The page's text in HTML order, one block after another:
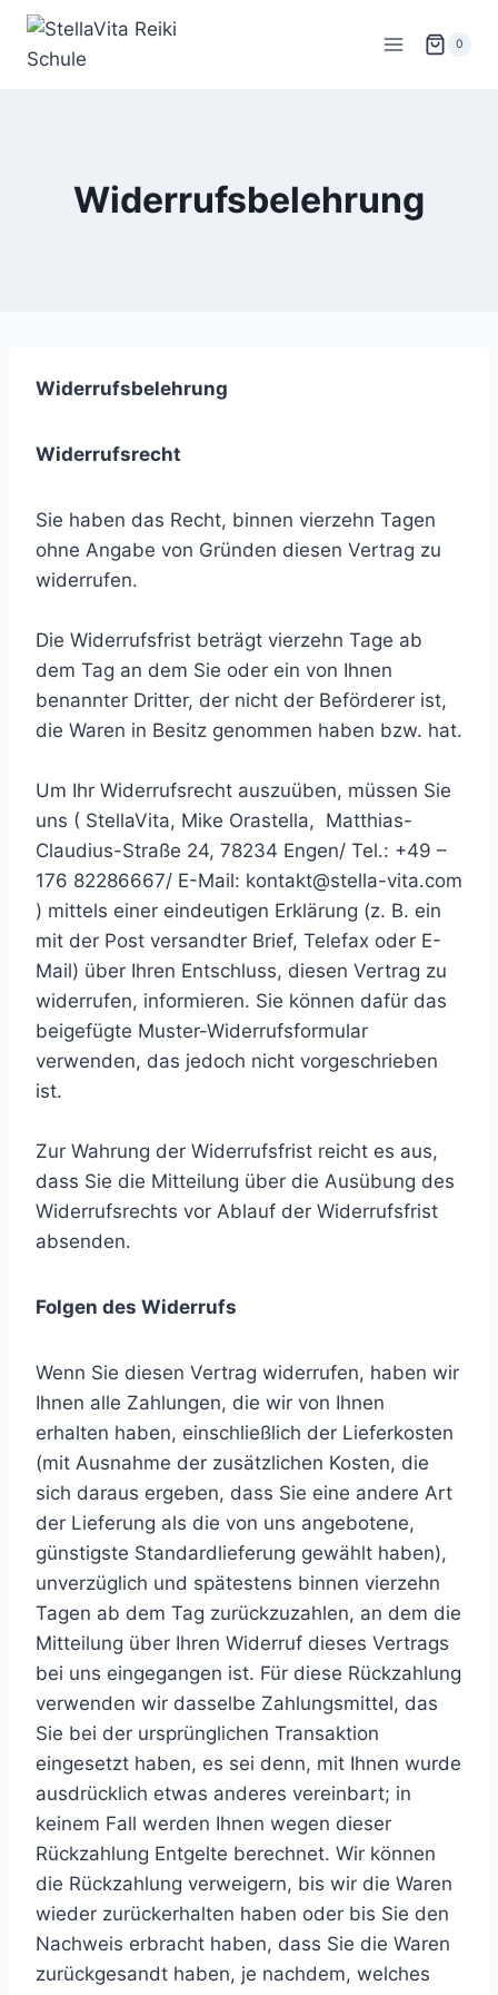
Zum
springen
0
Widerrufsbelehrung
Widerrufsbelehrung
Widerrufsrecht
Sie haben das Recht, binnen vierzehn Tagen
ohne Angabe von Gründen diesen Vertrag zu
widerrufen.
Die Widerrufsfrist beträgt vierzehn Tage ab
dem Tag an dem Sie oder ein von Ihnen
benannter Dritter, der nicht der Beförderer ist,
die Waren in Besitz genommen haben bzw. hat.
Um Ihr Widerrufsrecht auszuüben, müssen Sie
uns ( StellaVita, Mike Orastella, Matthias-
Claudius-Straße 24, 78234 Engen/ Tel.: +49 –
176 82286667/ E-Mail: kontakt@stella-vita.com
) mittels einer eindeutigen Erklärung (z. B. ein
mit der Post versandter Brief, Telefax oder E-
Mail) über Ihren Entschluss, diesen Vertrag zu
widerrufen, informieren. Sie können dafür das
beigefügte Muster-Widerrufsformular
verwenden, das jedoch nicht vorgeschrieben
ist.
Zur Wahrung der Widerrufsfrist reicht es aus,
dass Sie die Mitteilung über die Ausübung des
Widerrufsrechts vor Ablauf der Widerrufsfrist
absenden.
Folgen des Widerrufs
Wenn Sie diesen Vertrag widerrufen, haben wir
Ihnen alle Zahlungen, die wir von Ihnen
erhalten haben, einschließlich der Lieferkosten
(mit Ausnahme der zusätzlichen Kosten, die
sich daraus ergeben, dass Sie eine andere Art
der Lieferung als die von uns angebotene,
günstigste Standardlieferung gewählt haben),
unverzüglich und spätestens binnen vierzehn
Tagen ab dem Tag zurückzuzahlen, an dem die
Mitteilung über Ihren Widerruf dieses Vertrags
bei uns eingegangen ist. Für diese Rückzahlung
verwenden wir dasselbe Zahlungsmittel, das
Sie bei der ursprünglichen Transaktion
eingesetzt haben, es sei denn, mit Ihnen wurde
ausdrücklich etwas anderes vereinbart; in
keinem Fall werden Ihnen wegen dieser
Rückzahlung Entgelte berechnet. Wir können
die Rückzahlung verweigern, bis wir die Waren
wieder zurückerhalten haben oder bis Sie den
Nachweis erbracht haben, dass Sie die Waren
zurückgesandt haben, je nachdem, welches